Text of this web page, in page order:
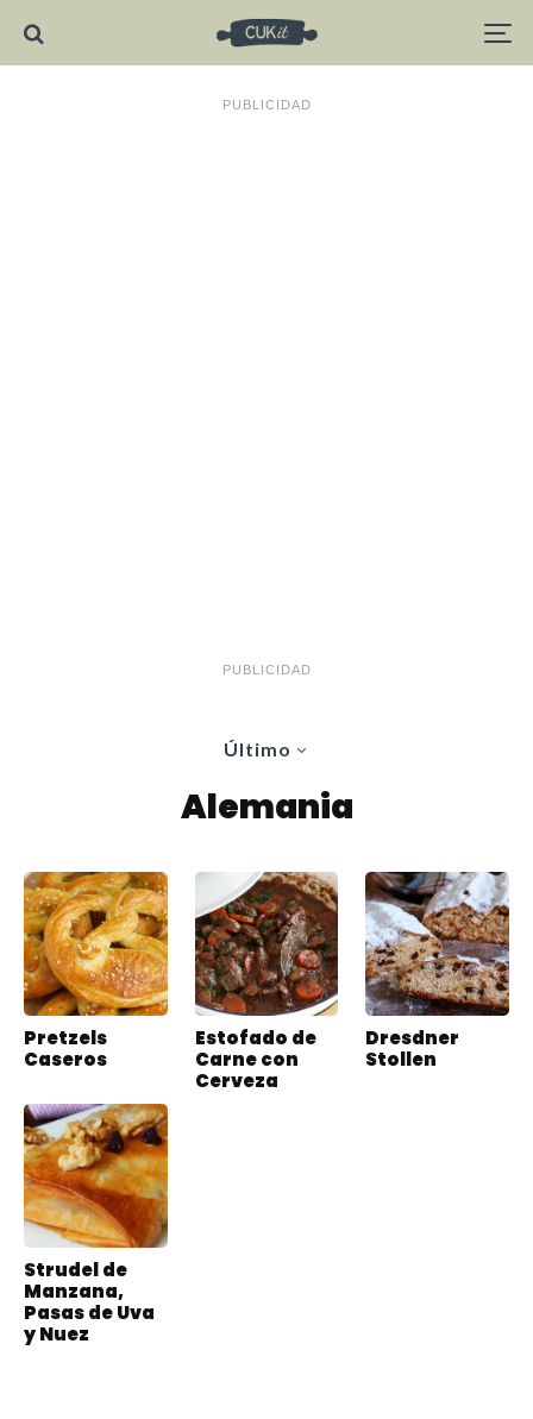
PUBLICIDAD
PUBLICIDAD
Último
Alemania
Pretzels
Caseros
Estofado de
Carne con
Cerveza
Dresdner
Stollen
Strudel de
Manzana,
Pasas de Uva
y Nuez